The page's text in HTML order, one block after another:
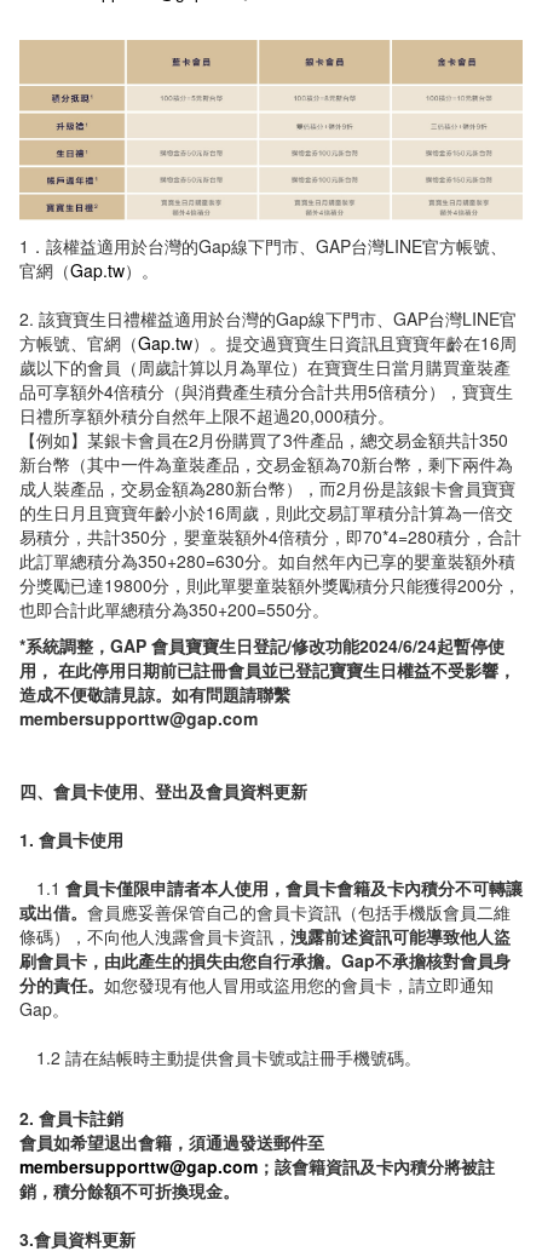
1．該權益適用於台灣的Gap線下門市、GAP台灣LINE官方帳號、
官網（Gap.tw）。
2. 該寶寶生日禮權益適用於台灣的Gap線下門市、GAP台灣LINE官
方帳號、官網（Gap.tw）。提交過寶寶生日資訊且寶寶年齡在16周
歲以下的會員（周歲計算以月為單位）在寶寶生日當月購買童裝產
品可享額外4倍積分（與消費產生積分合計共用5倍積分），寶寶生
日禮所享額外積分自然年上限不超過20,000積分。
【例如】某銀卡會員在2月份購買了3件產品，總交易金額共計350
新台幣（其中一件為童裝產品，交易金額為70新台幣，剩下兩件為
成人裝產品，交易金額為280新台幣），而2月份是該銀卡會員寶寶
的生日月且寶寶年齡小於16周歲，則此交易訂單積分計算為一倍交
易積分，共計350分，嬰童裝額外4倍積分，即70*4=280積分，合計
此訂單總積分為350+280=630分。如自然年內已享的嬰童裝額外積
分獎勵已達19800分，則此單嬰童裝額外獎勵積分只能獲得200分，
也即合計此單總積分為350+200=550分。
*系統調整，GAP 會員寶寶生日登記/修改功能2024/6/24起暫停使
用， 在此停用日期前已註冊會員並已登記寶寶生日權益不受影響，
造成不便敬請見諒。如有問題請聯繫
membersupporttw@gap.com
四、會員卡使用、登出及會員資料更新
1. 會員卡使用
1.1 會員卡僅限申請者本人使用，會員卡會籍及卡內積分不可轉讓
或出借。 會員應妥善保管自己的會員卡資訊（包括手機版會員二維
條碼），不向他人洩露會員卡資訊， 洩露前述資訊可能導致他人盜
刷會員卡，由此產生的損失由您自行承擔。Gap不承擔核對會員身
分的責任。 如您發現有他人冒用或盜用您的會員卡，請立即通知
Gap。
1.2 請在結帳時主動提供會員卡號或註冊手機號碼。
2. 會員卡註銷
會員如希望退出會籍，須通過發送郵件至
membersupporttw@gap.com ；該會籍資訊及卡內積分將被註
銷，積分餘額不可折換現金。
3.會員資料更新